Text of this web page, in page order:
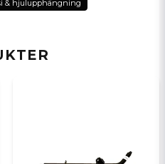
& hjulupphängning